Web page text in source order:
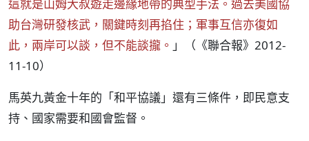
這就是山姆大叔遊走邊緣地帶的典型手法。過去美國協
助台灣研發核武，關鍵時刻再掐住；軍事互信亦復如
此，兩岸可以談，但不能談攏。 」（《聯合報》2012-
11-10）
馬英九黃金十年的「和平協議」還有三條件，即民意支
持、國家需要和國會監督。